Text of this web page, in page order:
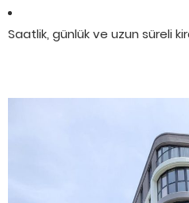
Saatlik, günlük ve uzun süreli